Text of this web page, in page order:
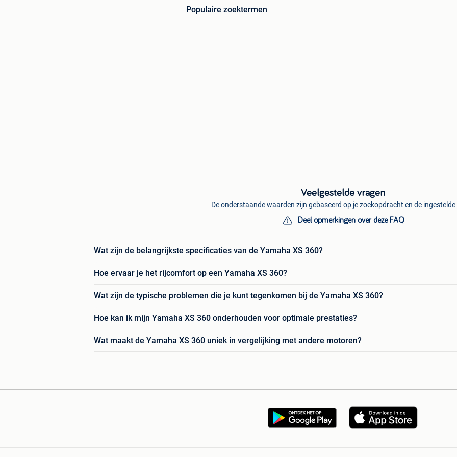
Populaire zoektermen
Veelgestelde vragen
De onderstaande waarden zijn gebaseerd op je zoekopdracht en de
Deel opmerkingen over deze FAQ
Wat zijn de belangrijkste specificaties van de Yamaha XS 360?
Hoe ervaar je het rijcomfort op een Yamaha XS 360?
Wat zijn de typische problemen die je kunt tegenkomen bij de Yamaha XS 360?
Hoe kan ik mijn Yamaha XS 360 onderhouden voor optimale prestaties?
Wat maakt de Yamaha XS 360 uniek in vergelijking met andere motoren?